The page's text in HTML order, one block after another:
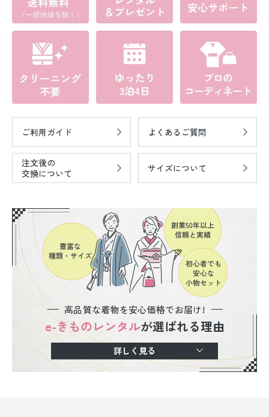
ご利用ガイド よくあるご質問
注文後の
交換について
サイズについて
高品質な着物を安心価格でお届け!
e-きものレンタルが選ばれる理由
詳しく見る